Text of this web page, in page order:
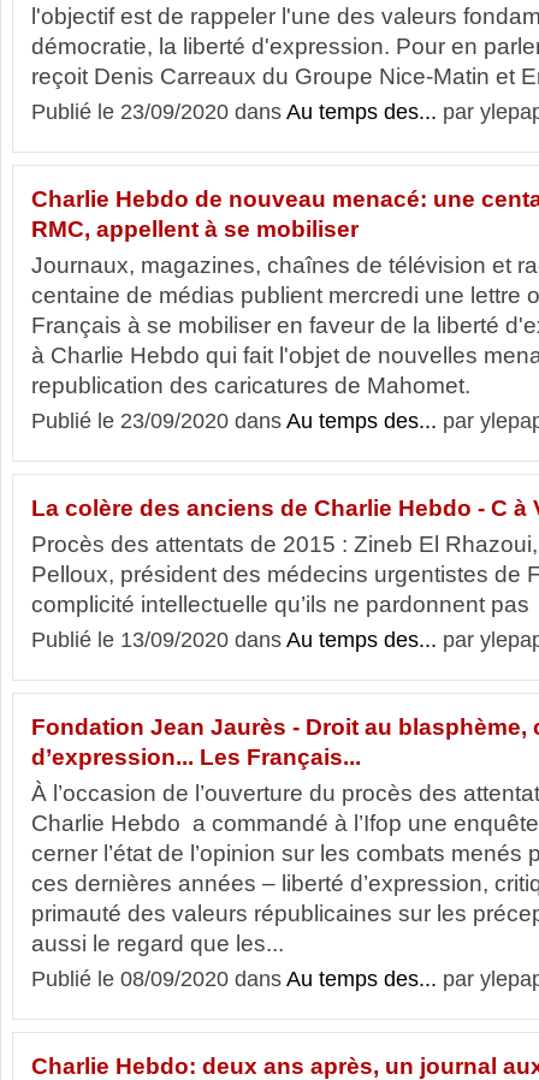
l'objectif est de rappeler l'une des valeurs
démocratie, la liberté d'expression. Pour en
reçoit Denis Carreaux du Groupe Nice-Matin et
Publié le 23/09/2020 dans Au temps des... par
Charlie Hebdo de nouveau menacé: une
RMC, appellent à se mobiliser
Journaux, magazines, chaînes de télévision et
centaine de médias publient mercredi une lettre
Français à se mobiliser en faveur de la liberté
à Charlie Hebdo qui fait l'objet de nouvelles
republication des caricatures de Mahomet.
Publié le 23/09/2020 dans Au temps des... par
La colère des anciens de Charlie Hebdo - C à
Procès des attentats de 2015 : Zineb El
Pelloux, président des médecins urgentistes de
complicité intellectuelle qu’ils ne pardonnent pas
Publié le 13/09/2020 dans Au temps des... par
Fondation Jean Jaurès - Droit au blasphème,
d’expression... Les Français...
À l’occasion de l’ouverture du procès des
Charlie Hebdo a commandé à l’Ifop une
cerner l’état de l’opinion sur les combats menés
ces dernières années – liberté d’expression,
primauté des valeurs républicaines sur les
aussi le regard que les...
Publié le 08/09/2020 dans Au temps des... par
Charlie Hebdo: deux ans après, un journal